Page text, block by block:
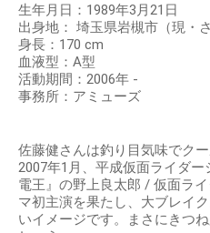
生年月日：1989年3月21日
出身地： 埼玉県岩槻市（現・
身長：170 cm
血液型：A型
活動期間：2006年 -
事務所：アミューズ
佐藤健さんは釣り目気味でク
2007年1月、平成仮面ライダ
電王』の野上良太郎 / 仮面ラ
マ初主演を果たし、大ブレイ
いイメージです。まさにきつ